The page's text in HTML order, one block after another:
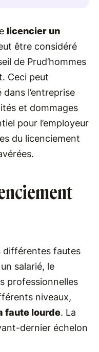
licencier un
être considéré
de Prud’hommes
Ceci peut
l’entreprise
et dommages
pour l’employeur
du licenciement
différentes fautes
salarié, le
professionnelles
niveaux,
faute lourde. La
dernier échelon